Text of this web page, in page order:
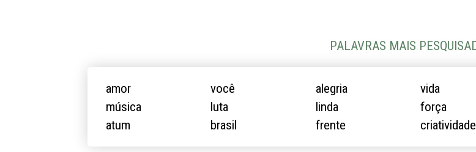
PALAVRAS MAIS
amor você alegria vida
música
luta linda força
atum
brasil frente criatividade